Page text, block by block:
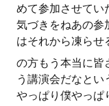
めて参加させてい
気づきをねあの参
はそれから凍らせ
の方もう本当に皆
う講演会だなと
やっぱり僕やっぱ